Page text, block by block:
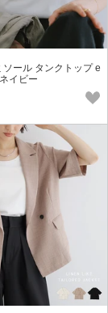
ソール タンクトップ e
イビー